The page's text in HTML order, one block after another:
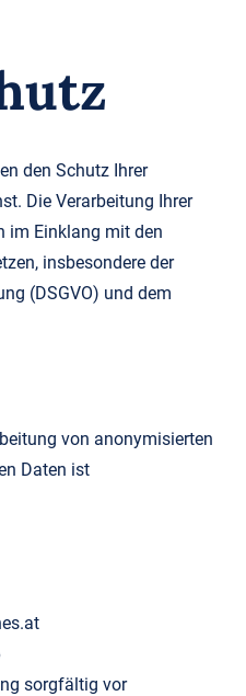
den Schutz Ihrer
Die Verarbeitung Ihrer
im Einklang mit den
insbesondere der
(DSGVO) und dem
von anonymisierten
Daten ist
sorgfältig vor